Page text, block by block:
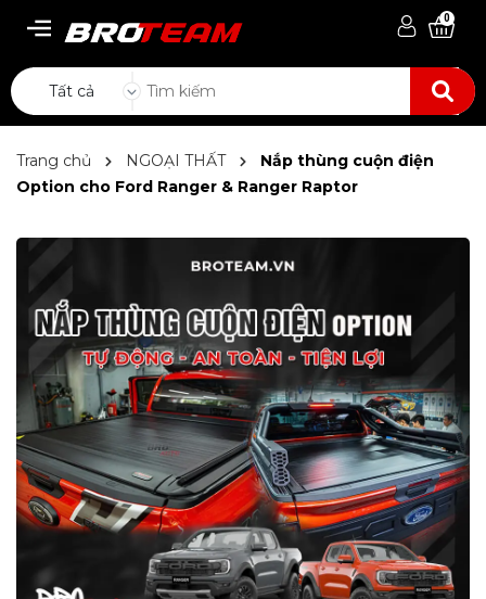
0
Tất cả
Trang chủ NGOẠI THẤT
Nắp thùng cuộn điện
Option cho Ford Ranger & Ranger Raptor